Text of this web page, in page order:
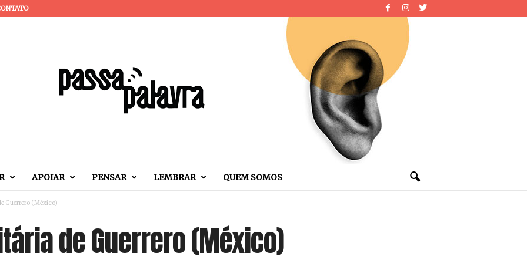
APOIAR PENSAR LEMBRAR QUEM SOMOS
Guerrero (México)
de Guerrero (México)